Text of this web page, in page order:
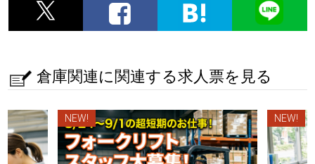
倉庫関連に関連する求人票を見る
NEW! NEW!